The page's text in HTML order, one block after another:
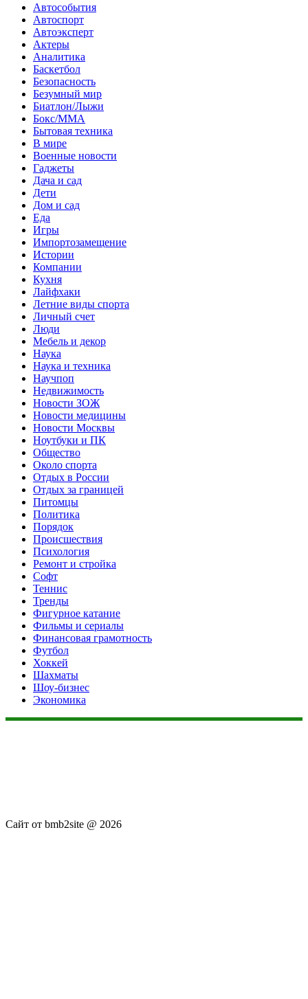
Автособытия
Автоспорт
Автоэксперт
Актеры
Аналитика
Баскетбол
Безопасность
Безумный мир
Биатлон/Лыжи
Бокс/MMA
Бытовая техника
В мире
Военные новости
Гаджеты
Дача и сад
Дети
Дом и сад
Еда
Игры
Импортозамещение
Истории
Компании
Кухня
Лайфхаки
Летние виды спорта
Личный счет
Люди
Мебель и декор
Наука
Наука и техника
Научпоп
Недвижимость
Новости ЗОЖ
Новости медицины
Новости Москвы
Ноутбуки и ПК
Общество
Около спорта
Отдых в России
Отдых за границей
Питомцы
Политика
Порядок
Происшествия
Психология
Ремонт и стройка
Софт
Теннис
Тренды
Фигурное катание
Фильмы и сериалы
Финансовая грамотность
Футбол
Хоккей
Шахматы
Шоу-бизнес
Экономика
Сайт от bmb2site @ 2026